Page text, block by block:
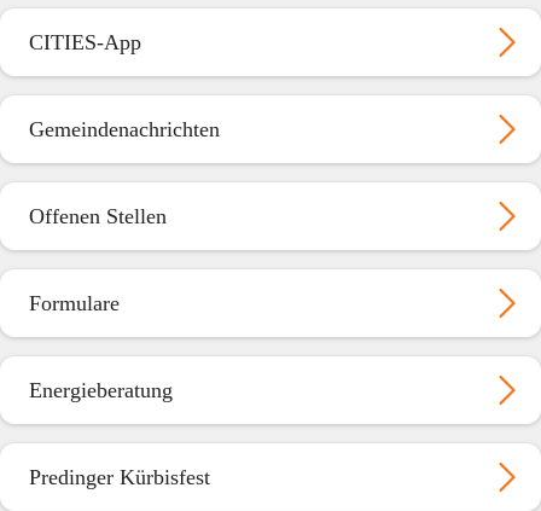
CITIES-App
Gemeindenachrichten
Offenen Stellen
Formulare
Energieberatung
Predinger Kürbisfest